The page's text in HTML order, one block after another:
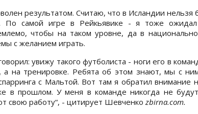
результатом. Считаю, что в Исландии нельзя
По самой игре в Рейкьявике - я тоже
чтобы на таком уровне, да в
с желанием играть.
увижу такого футболиста - ноги его в
а на тренировке. Ребята об этом знают, мы с
с Мальтой. Вот там я обратил внимание
в прошлом. У меня в команде никогда не
свою работу“, - цитирует Шевченко zbirna.com.